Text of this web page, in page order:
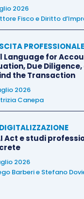
2026
Fisco e Diritto
PROFESSIONALE
Language for
Due
the Transaction
2026
Canepa
Act e studi
2026
Barberie Stefano